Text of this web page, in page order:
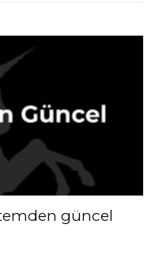
güncel